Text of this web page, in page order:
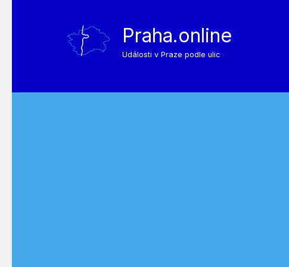
Praha.online
Události v Praze podle ulic